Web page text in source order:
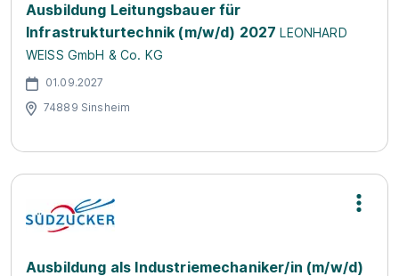
Ausbildung Leitungsbauer für
Infrastrukturtechnik (m/w/d) 2027 LEONHARD
WEISS GmbH & Co. KG
01.09.2027
74889 Sinsheim
Ausbildung als Industriemechaniker/in (m/w/d)